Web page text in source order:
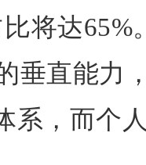
将达
垂直能力
系，而个